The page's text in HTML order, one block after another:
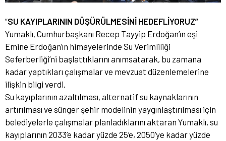
“SU KAYIPLARININ DÜŞÜRÜLMESİNİ HEDEFLİYORUZ”
Yumaklı, Cumhurbaşkanı Recep Tayyip Erdoğan’ın eşi
Emine Erdoğan’ın himayelerinde Su Verimliliği
Seferberliği’ni başlattıklarını anımsatarak, bu zamana
kadar yaptıkları çalışmalar ve mevzuat düzenlemelerine
ilişkin bilgi verdi.
Su kayıplarının azaltılması, alternatif su kaynaklarının
artırılması ve sünger şehir modelinin yaygınlaştırılması için
belediyelerle çalışmalar planladıklarını aktaran Yumaklı, su
kayıplarının 2033’e kadar yüzde 25’e, 2050’ye kadar yüzde